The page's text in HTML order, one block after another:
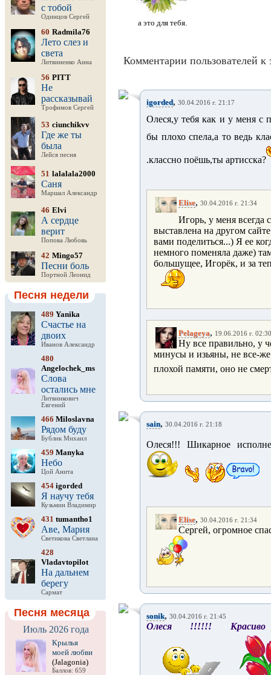
с тобой
Одинцов Сергей
60 Radmila76
Лето слез и
света
Литвиненко Анна
56 PITT
Не
рассказывай
Трофимов Сергей
53 ciunchikvv
Где же ты
была
Лейся песня
51 lalalala2000
Саня
Маршал Александр
46 Elvi
А сердце
верит
Попова Любовь
42 Mingo57
Песни боль
Портной Леонид
Песня недели
489 Yanika
Счастье на
двоих
Иванов Александр
480
Angelochek_ms
Слова
остались мне
Литвинкович
Евгений
466 Miloslavna
Рядом буду
Бублик Михаил
459 Manyka
Небо
Цой Анита
454 igorded
Я научу тебя
Кузьмин Владимир
431 tumantho1
Аве, Мария
Светикова Светлана
428
Vladavtopilot
На дальнем
берегу
Сармат
Песня месяца
Июль 2026 года
Крылья
моей любви
(Jalagonia)
Баллов: 659
а это для тебя.
Комментарии пользователей к
igorded, 30.04.2016 г. 21:17
Олеся,у тебя как и у меня с
бы плохо спела,а то ведь
.классно поёшь,ты артисска?
Elise, 30.04.2016 г. 21:34
Игорь, у меня всегда
выставлена на другом
вами поделиться...) Я ее
немного поменяла даже)
большущее, Игорёк, и за
Pelageya, 19.06.2016 г. 02:30
Ну все правильно, у
минусы и изьяны, не все-
плохой памяти, оно не
sain, 30.04.2016 г. 21:18
Олеся!!! Шикарное
Elise, 30.04.2016 г. 21:34
Сергей, огромное
sonik, 30.04.2016 г. 21:45
Олеся !!!!!! Красиво